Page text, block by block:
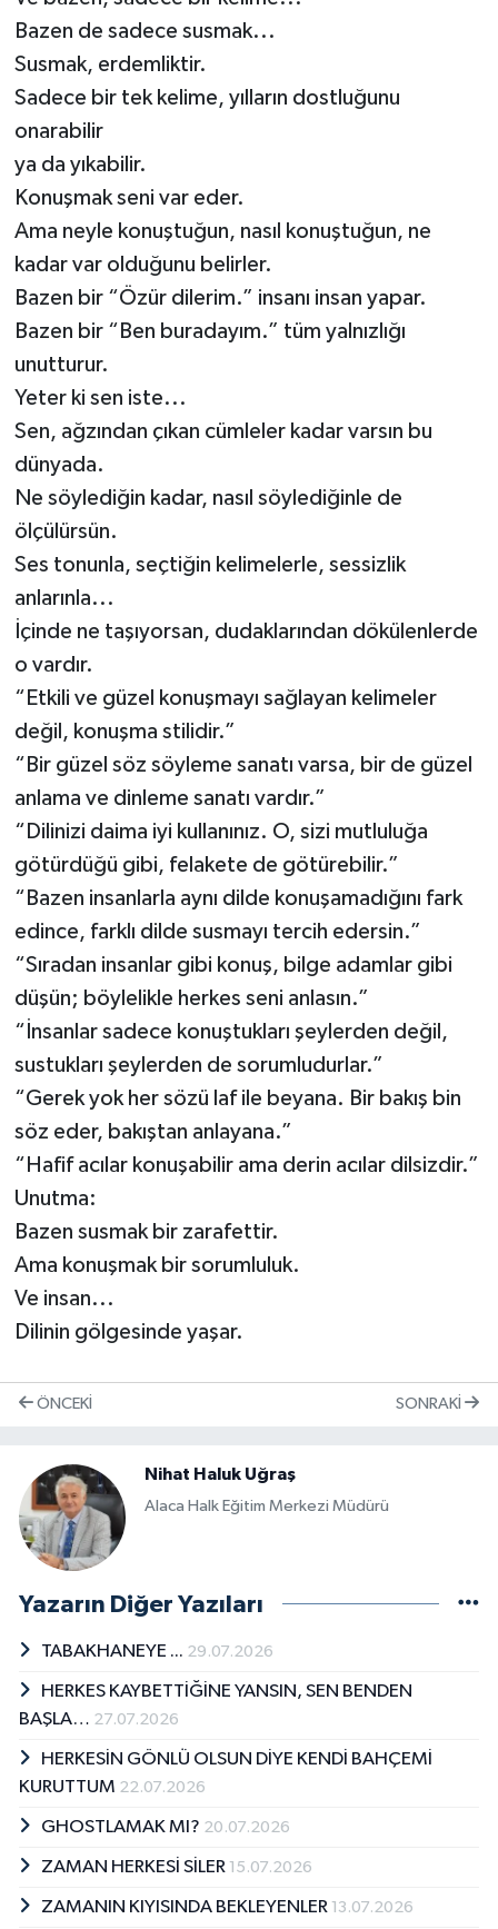
Bazen de sadece susmak...
Susmak, erdemliktir.
Sadece bir tek kelime, yılların dostluğunu
onarabilir
ya da yıkabilir.
Konuşmak seni var eder.
Ama neyle konuştuğun, nasıl konuştuğun, ne
kadar var olduğunu belirler.
Bazen bir “Özür dilerim.” insanı insan yapar.
Bazen bir “Ben buradayım.” tüm yalnızlığı
unutturur.
Yeter ki sen iste...
Sen, ağzından çıkan cümleler kadar varsın bu
dünyada.
Ne söylediğin kadar, nasıl söylediğinle de
ölçülürsün.
Ses tonunla, seçtiğin kelimelerle, sessizlik
anlarınla...
İçinde ne taşıyorsan, dudaklarından dökülenlerde
o vardır.
“Etkili ve güzel konuşmayı sağlayan kelimeler
değil, konuşma stilidir.”
“Bir güzel söz söyleme sanatı varsa, bir de güzel
anlama ve dinleme sanatı vardır.”
“Dilinizi daima iyi kullanınız. O, sizi mutluluğa
götürdüğü gibi, felakete de götürebilir.”
“Bazen insanlarla aynı dilde konuşamadığını fark
edince, farklı dilde susmayı tercih edersin.”
“Sıradan insanlar gibi konuş, bilge adamlar gibi
düşün; böylelikle herkes seni anlasın.”
“İnsanlar sadece konuştukları şeylerden değil,
sustukları şeylerden de sorumludurlar.”
“Gerek yok her sözü laf ile beyana. Bir bakış bin
söz eder, bakıştan anlayana.”
“Hafif acılar konuşabilir ama derin acılar dilsizdir.”
Unutma:
Bazen susmak bir zarafettir.
Ama konuşmak bir sorumluluk.
Ve insan...
Dilinin gölgesinde yaşar.
ÖNCEKI SONRAKI
Nihat Haluk Uğraş
Alaca Halk Eğitim Merkezi Müdürü
Yazarın Diğer Yazıları
TABAKHANEYE ... 29.07.2026
HERKES KAYBETTİĞİNE YANSIN, SEN BENDEN
BAŞLA… 27.07.2026
HERKESİN GÖNLÜ OLSUN DİYE KENDİ BAHÇEMİ
KURUTTUM 22.07.2026
GHOSTLAMAK MI? 20.07.2026
ZAMAN HERKESİ SİLER 15.07.2026
ZAMANIN KIYISINDA BEKLEYENLER 13.07.2026